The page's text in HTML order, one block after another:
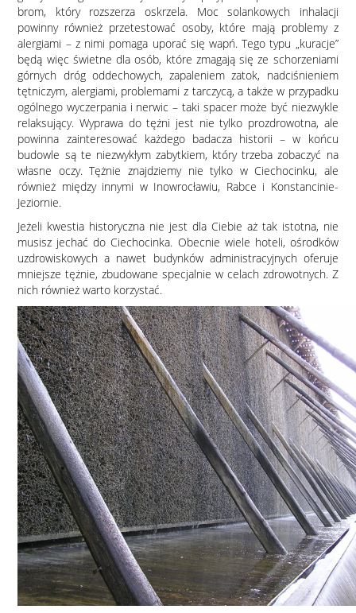
brom, który rozszerza oskrzela. Moc solankowych inhalacji
powinny również przetestować osoby, które mają problemy z
alergiami – z nimi pomaga uporać się wapń. Tego typu „kuracje”
będą więc świetne dla osób, które zmagają się ze schorzeniami
górnych dróg oddechowych, zapaleniem zatok, nadciśnieniem
tętniczym, alergiami, problemami z tarczycą, a także w przypadku
ogólnego wyczerpania i nerwic – taki spacer może być niezwykle
relaksujący. Wyprawa do tężni jest nie tylko prozdrowotna, ale
powinna zainteresować każdego badacza historii – w końcu
budowle są te niezwykłym zabytkiem, który trzeba zobaczyć na
własne oczy. Tężnie znajdziemy nie tylko w Ciechocinku, ale
również między innymi w Inowrocławiu, Rabce i Konstancinie-
Jeziornie.
Jeżeli kwestia historyczna nie jest dla Ciebie aż tak istotna, nie
musisz jechać do Ciechocinka. Obecnie wiele hoteli, ośrodków
uzdrowiskowych a nawet budynków administracyjnych oferuje
mniejsze tężnie, zbudowane specjalnie w celach zdrowotnych. Z
nich również warto korzystać.